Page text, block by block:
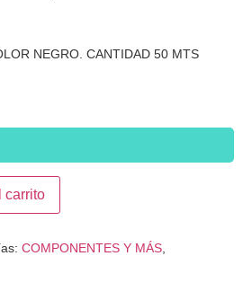
NEGRO. CANTIDAD 50 MTS
carrito
COMPONENTES Y MÁS